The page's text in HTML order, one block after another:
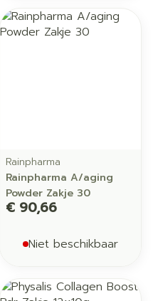
Rainpharma
Rainpharma A/aging
Powder Zakje 30
€ 90,66
Niet beschikbaar